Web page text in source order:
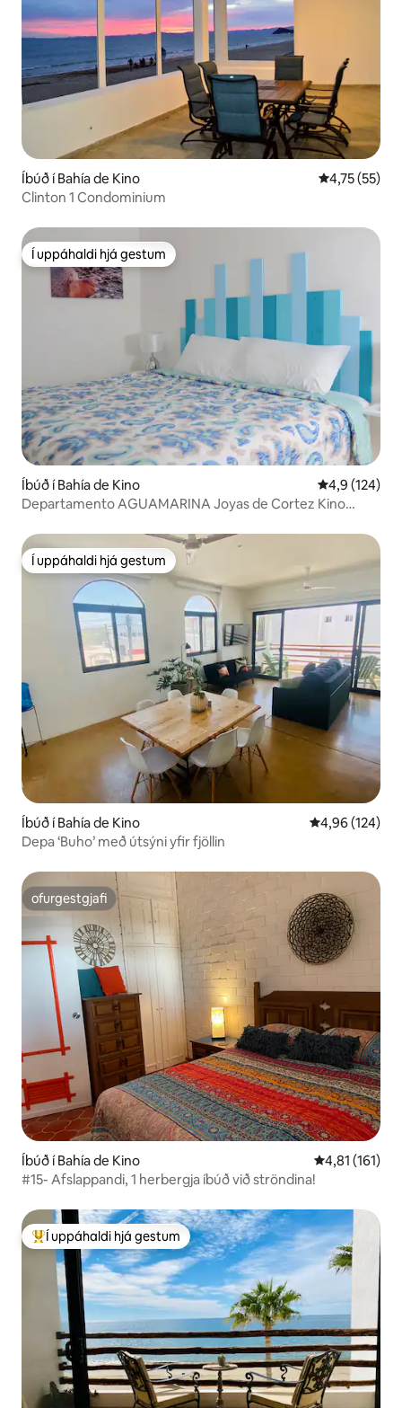
Íbúð í Bahía de Kino 4,75 af 5 í
4,75 (55)
Clinton 1 Condominium
Í uppáhaldi hjá gestum
Í uppáhaldi hjá gestum
Íbúð í Bahía de Kino 4,9 af 5 í
4,9 (124)
Departamento AGUAMARINA Joyas de Cortez Kino
Í uppáhaldi hjá gestum
Í uppáhaldi hjá gestum
Íbúð í Bahía de Kino 4,96 af 5 í
4,96 (124)
Depa ‘Buho’ með útsýni yfir fjöllin
ofurgestgjafi
ofurgestgjafi
Íbúð í Bahía de Kino 4,81 af 5 í
4,81 (161)
#15- Afslappandi, 1 herbergja íbúð við ströndina!
Í mestu uppáhaldi hjá gestum
Í uppáhaldi hjá gestum